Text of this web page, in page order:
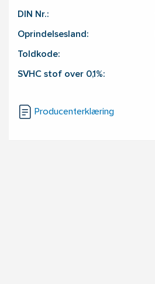
DIN Nr.:
Oprindelsesland:
Toldkode:
SVHC stof over 0,1%:
Producenterklæring